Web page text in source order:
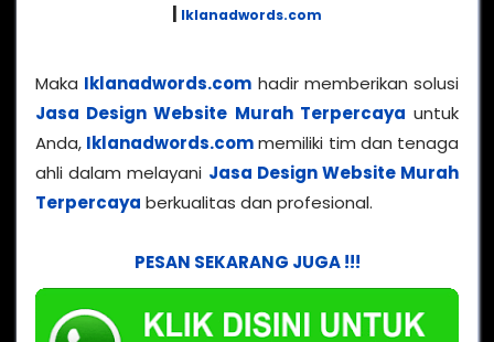
| Iklanadwords.com
Maka Iklanadwords.com hadir memberikan solusi
Jasa Design Website Murah Terpercaya untuk
Anda, Iklanadwords.commemiliki tim dan tenaga
ahli dalam melayani Jasa Design Website Murah
Terpercaya berkualitas dan profesional.
PESAN SEKARANG JUGA !!!